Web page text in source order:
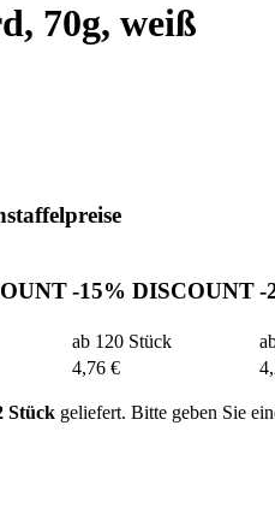
70g, weiß
-15% DISCOUNT-
ab 120 Stück
4,76 €
Stück geliefert. Bitte geben Sie